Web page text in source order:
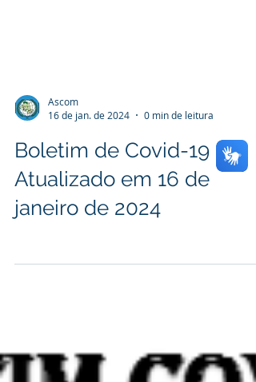
Ascom
Boletim de Covid-19
Atualizado em 16 de